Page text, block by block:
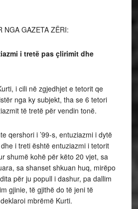
NGA GAZETA ZËRI:
i tretë pas çlirimit dhe
i cili në zgjedhjet e tetorit qe
nga ky subjekt, tha se 6 tetori
të tretë për vendin tonë.
qershori i ’99-s, entuziazmi i dytë
i treti është entuziazmi i tetorit
shumë kohë për këto 20 vjet, sa
sa shanset shkuan huq, mirëpo
për ju popull i dashur, pa dallim
gjinie, të gjithë do të jeni të
mbrëmë Kurti.